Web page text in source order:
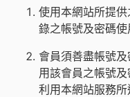
使用本網站所提
錄之帳號及密碼使
會員須善盡帳號
用該會員之帳號及
利用本網站服務